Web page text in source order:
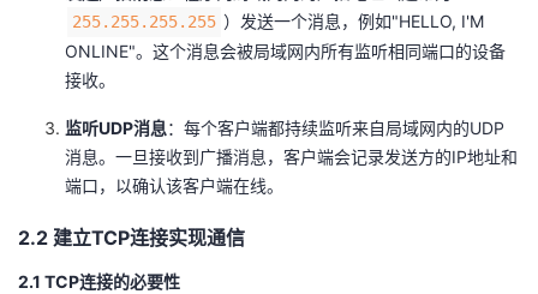
255.255.255.255 ）发送一个消息，例如"HELLO, I'M
ONLINE"。这个消息会被局域网内所有监听相同端口的设备
接收。
监听UDP消息：每个客户端都持续监听来自局域网内的UDP
消息。一旦接收到广播消息，客户端会记录发送方的IP地址和
端口，以确认该客户端在线。
2.2 建立TCP连接实现通信
2.1 TCP连接的必要性